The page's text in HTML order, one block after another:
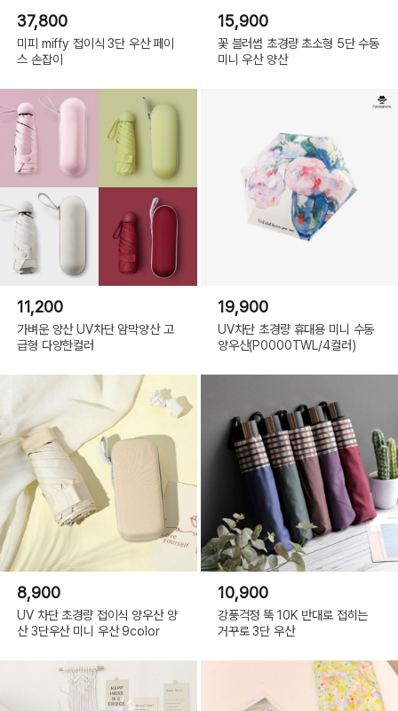
37,800
미피 miffy 접이식 3단 우산 페이
스 손잡이
15,900
꽃 블러썸 초경량 초소형 5단 수동
미니 우산 양산
11,200
가벼운 양산 UV차단 암막양산 고
급형 다양한컬러
19,900
UV차단 초경량 휴대용 미니 수동
양우산(P0000TWL/4컬러)
8,900
UV 차단 초경량 접이식 양우산 양
산 3단우산 미니 우산 9color
10,900
강풍걱정 뚝 10K 반대로 접히는
거꾸로 3단 우산